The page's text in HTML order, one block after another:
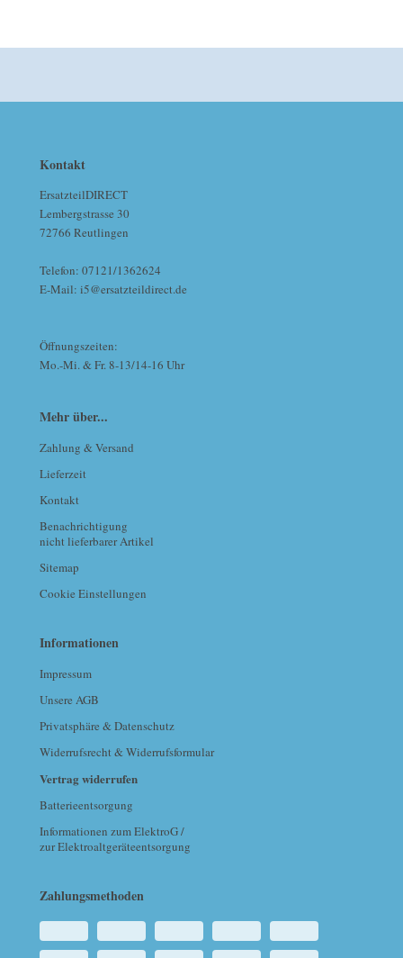
Kontakt
ErsatzteilDIRECT
Lembergstrasse 30
72766 Reutlingen
Telefon: 07121/1362624
E-Mail: i5@ersatzteildirect.de
Öffnungszeiten:
Mo.-Mi. & Fr. 8-13/14-16 Uhr
Mehr über...
Zahlung & Versand
Lieferzeit
Kontakt
Benachrichtigung
nicht lieferbarer Artikel
Sitemap
Cookie Einstellungen
Informationen
Impressum
Unsere AGB
Privatsphäre & Datenschutz
Widerrufsrecht & Widerrufsformular
Vertrag widerrufen
Batterieentsorgung
Informationen zum ElektroG /
zur Elektroaltgeräteentsorgung
Zahlungsmethoden